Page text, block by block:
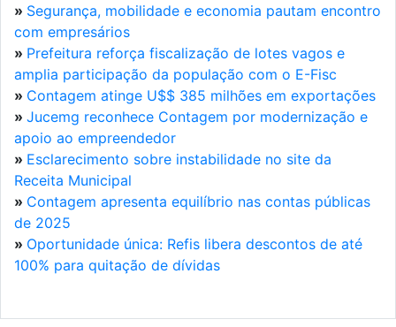
» Segurança, mobilidade e economia pautam encontro
com empresários
» Prefeitura reforça fiscalização de lotes vagos e
amplia participação da população com o E-Fisc
» Contagem atinge U$$ 385 milhões em exportações
» Jucemg reconhece Contagem por modernização e
apoio ao empreendedor
» Esclarecimento sobre instabilidade no site da
Receita Municipal
» Contagem apresenta equilíbrio nas contas públicas
de 2025
» Oportunidade única: Refis libera descontos de até
100% para quitação de dívidas